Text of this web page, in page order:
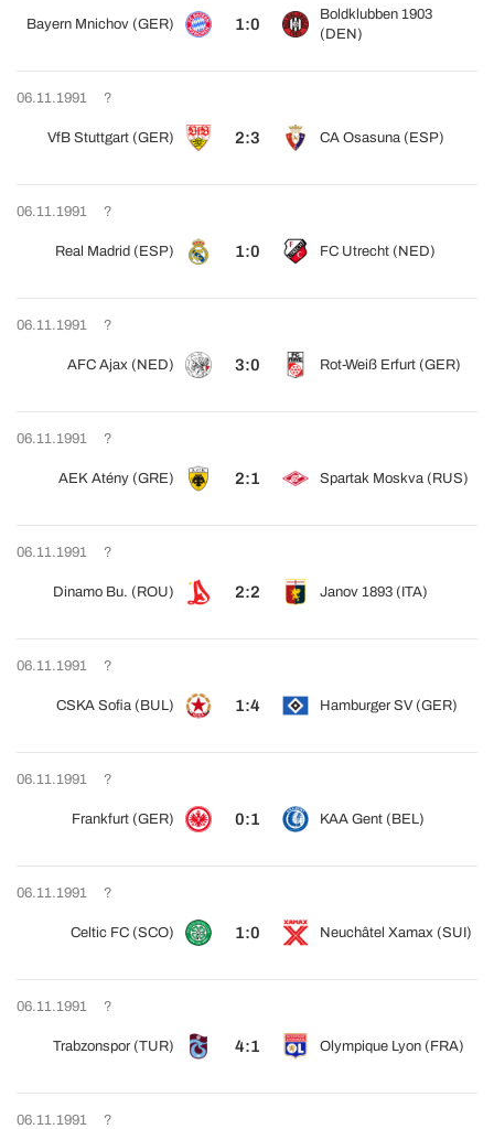
Bayern Mnichov (GER) 1:0
Boldklubben 1903
(DEN)
06.11.1991 ?
VfB Stuttgart (GER) 2:3 CA Osasuna (ESP)
06.11.1991 ?
Real Madrid (ESP) 1:0 FC Utrecht (NED)
06.11.1991 ?
AFC Ajax (NED) 3:0 Rot-Weiß Erfurt (GER)
06.11.1991 ?
AEK Atény (GRE) 2:1 Spartak Moskva (RUS)
06.11.1991 ?
Dinamo Bu. (ROU) 2:2 Janov 1893 (ITA)
06.11.1991 ?
CSKA Sofia (BUL) 1:4 Hamburger SV (GER)
06.11.1991 ?
Frankfurt (GER) 0:1 KAA Gent (BEL)
06.11.1991 ?
Celtic FC (SCO) 1:0 Neuchâtel Xamax (SUI)
06.11.1991 ?
Trabzonspor (TUR) 4:1 Olympique Lyon (FRA)
06.11.1991 ?